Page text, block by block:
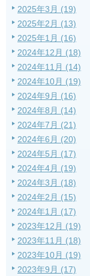
2025年3月 (19)
2025年2月 (13)
2025年1月 (16)
2024年12月 (18)
2024年11月 (14)
2024年10月 (19)
2024年9月 (16)
2024年8月 (14)
2024年7月 (21)
2024年6月 (20)
2024年5月 (17)
2024年4月 (19)
2024年3月 (18)
2024年2月 (15)
2024年1月 (17)
2023年12月 (19)
2023年11月 (18)
2023年10月 (19)
2023年9月 (17)